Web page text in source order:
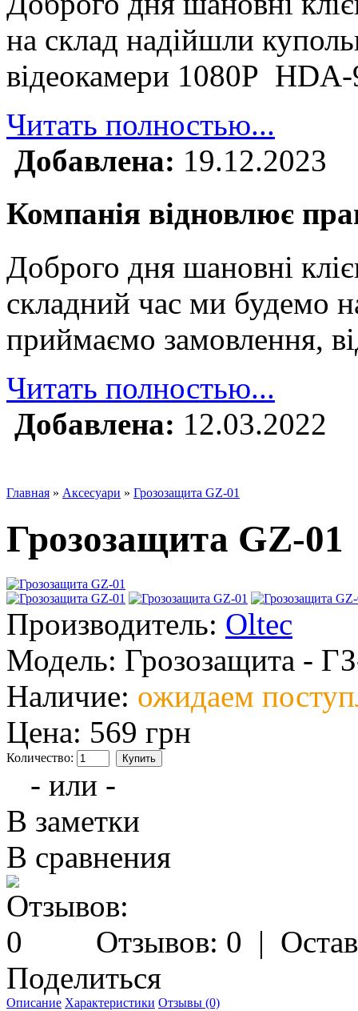
на склад надійшли
відеокамери 1080P
Читать полностью...
Добавлена: 19.12.2023
Компанія відновлює
Доброго дня шановні
складний час ми будемо
приймаємо замовлення,
Читать полностью...
Добавлена: 12.03.2022
Главная » Аксесуари » Грозозащита GZ-01
Грозозащита GZ-01
Производитель: Oltec
Модель: Грозозащита -
Наличие: ожидаем
Цена: 569 грн
Количество:
- или -
В заметки
В сравнения
Отзывов: 0 |
Поделиться
Описание Характеристики Отзывы (0)